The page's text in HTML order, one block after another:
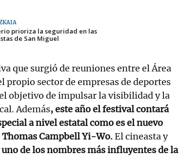
prioriza la seguridad en las
de San Miguel
que surgió de reuniones entre el Área
propio sector de empresas de deportes
objetivo de impulsar la visibilidad y la
Además, este año el festival contará
a nivel estatal como es el nuevo
Campbell Yi-Wo.El cineasta y
uno de los nombres más influyentes de la